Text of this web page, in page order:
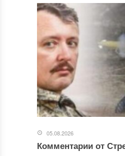
Этот сайт использует Akismet
Узнайте, как обрабатываются
персональных данных.
05.08.2026
Комментарии от